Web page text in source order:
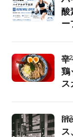
酸
ー
辛
鶏
ス
ス